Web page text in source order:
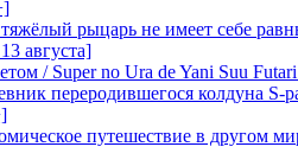
рыцарь не имеет себе
августа]
/ Super no Ura de Yani Suu
переродившегося колдуна S-
путешествие в другом